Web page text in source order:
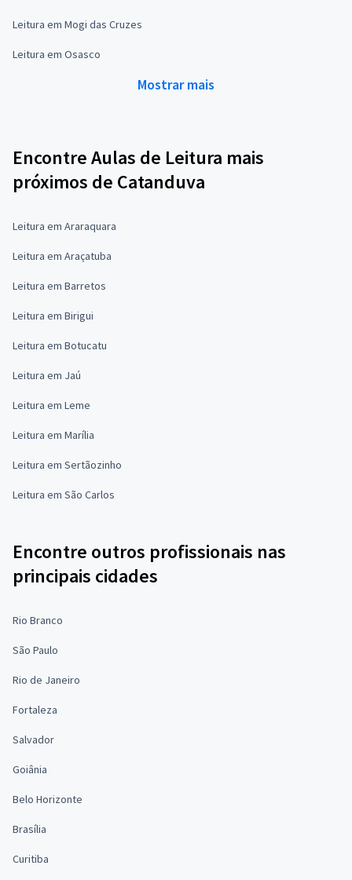
Leitura em Mogi das Cruzes
Leitura em Osasco
Mostrar mais
Encontre Aulas de Leitura mais
próximos de Catanduva
Leitura em Araraquara
Leitura em Araçatuba
Leitura em Barretos
Leitura em Birigui
Leitura em Botucatu
Leitura em Jaú
Leitura em Leme
Leitura em Marília
Leitura em Sertãozinho
Leitura em São Carlos
Encontre outros profissionais nas
principais cidades
Rio Branco
São Paulo
Rio de Janeiro
Fortaleza
Salvador
Goiânia
Belo Horizonte
Brasília
Curitiba